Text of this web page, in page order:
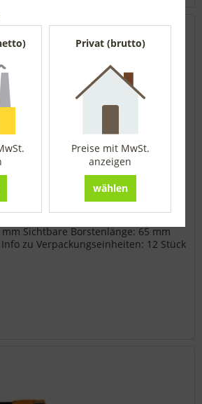
Form
• Spitz zulaufender Besatz •
• Runder Pouce Holzstiel •
Sichtbare Borstenlänge: 65 mm
zu Verpackungseinheiten: 12 Stück
Privat (brutto)
Preise mit MwSt.
anzeigen
wählen